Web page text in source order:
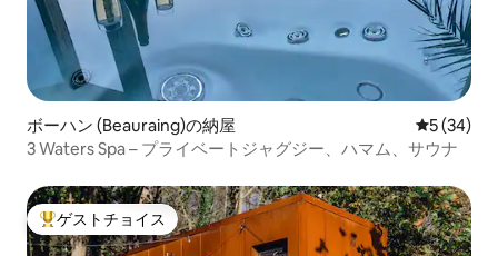
ボーハン (Beauraing)の納屋 レビュー
5 (34)
3 Waters Spa – プライベートジャグジー、ハマム、サウナ
大好評のゲストチョイスです。
ゲストチョイス